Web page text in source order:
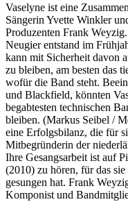
Vaselyne ist eine
Sängerin Yvette Winkler
Produzenten Frank
Neugier entstand im
kann mit Sicherheit davon
zu bleiben, am besten das
wofür die Band steht.
und Blackfield, könnten
begabtesten technischen
bleiben. (Markus Seibel /
eine Erfolgsbilanz, die für
Mitbegründerin der
Ihre Gesangsarbeit ist auf
(2010) zu hören, für das
gesungen hat. Frank
Komponist und